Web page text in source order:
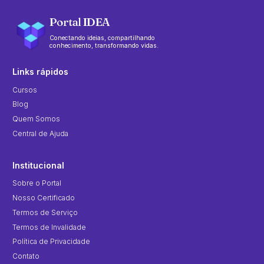
Portal IDEA
Conectando ideias, compartilhando
conhecimento, transformando vidas.
Links rápidos
Cursos
Blog
Quem Somos
Central de Ajuda
Institucional
Sobre o Portal
Nosso Certificado
Termos de Serviço
Termos de Invalidade
Política de Privacidade
Contato